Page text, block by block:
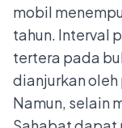
mobil
tahun. Interval
tertera pada
dianjurkan
Namun, selain